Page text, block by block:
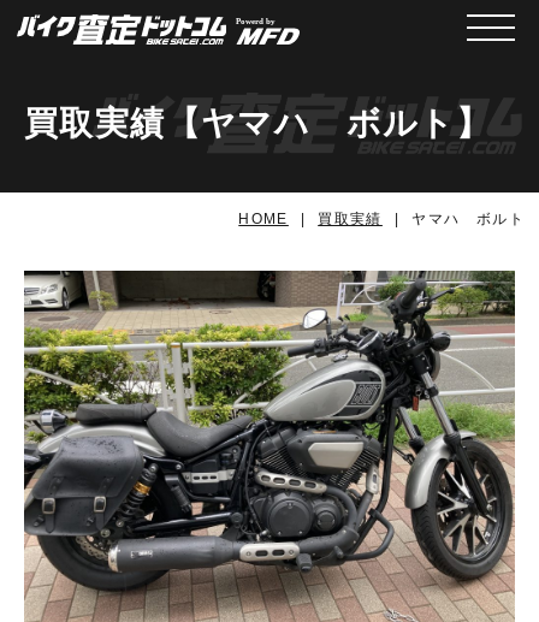
メニ
買取実績【ヤマハ ボルト】
HOME 買取実績 ヤマハ ボルト